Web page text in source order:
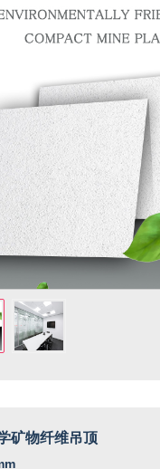
矿物纤维吊顶